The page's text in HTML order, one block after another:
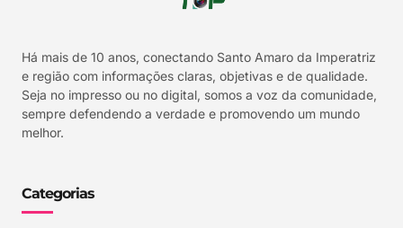
Há mais de 10 anos, conectando Santo Amaro da Imperatriz
e região com informações claras, objetivas e de qualidade.
Seja no impresso ou no digital, somos a voz da comunidade,
sempre defendendo a verdade e promovendo um mundo
melhor.
Categorias